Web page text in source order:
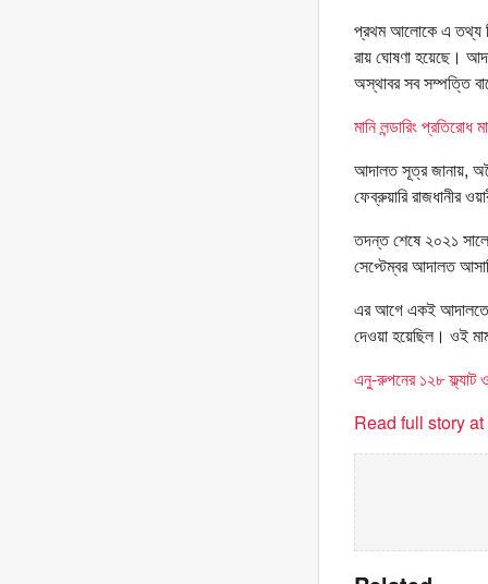
প্রথম আলোকে এ তথ্য
রায় ঘোষণা হয়েছে।
অস্থাবর সব সম্পত্তি
মানি লন্ডারিং
আদালত সূত্র জানায়,
ফেব্রুয়ারি রাজধানীর
তদন্ত শেষে ২০২১
সেপ্টেম্বর আদালত
এর আগে একই আদালতে
দেওয়া হয়েছিল। ওই
এনু-রুপনের ১২৮ ফ্ল্যাট
Read full story